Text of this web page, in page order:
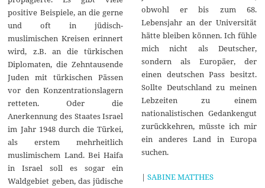
positive Beispiele, an die gerne
und oft in jüdisch-
muslimischen Kreisen erinnert
wird, z.B. an die türkischen
Diplomaten, die Zehntausende
Juden mit türkischen Pässen
vor den Konzentrationslagern
retteten. Oder die
Anerkennung des Staates Israel
im Jahr 1948 durch die Türkei,
als erstem mehrheitlich
muslimischem Land. Bei Haifa
in Israel soll es sogar ein
Waldgebiet geben, das jüdische
obwohl er bis zum 68.
Lebensjahr an der Universität
hätte bleiben können. Ich fühle
mich nicht als Deutscher,
sondern als Europäer, der
einen deutschen Pass besitzt.
Sollte Deutschland zu meinen
Lebzeiten zu einem
nationalistischen Gedankengut
zurückkehren, müsste ich mir
ein anderes Land in Europa
suchen.
| SABINE MATTHES